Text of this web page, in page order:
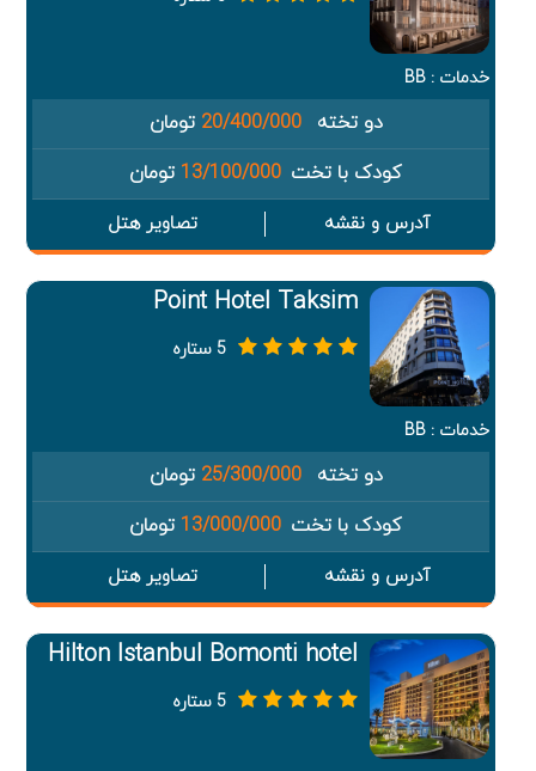
خدمات : BB
دو تخته 20/400/000 تومان
کودک با تخت 13/100/000 تومان
آدرس و نقشه تصاویر هتل
Point Hotel Taksim
5 ستاره
خدمات : BB
دو تخته 25/300/000 تومان
کودک با تخت 13/000/000 تومان
آدرس و نقشه تصاویر هتل
Hilton Istanbul Bomonti hotel
5 ستاره